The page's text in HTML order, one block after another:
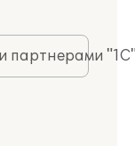
партнерами